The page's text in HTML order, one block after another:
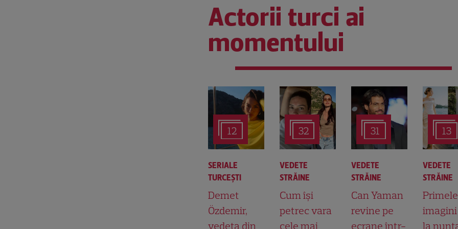
Actorii turci ai
momentului
12
SERIALE
TURCEŞTI
Demet
Özdemir,
vedeta din
32
VEDETE
STRĂINE
Cum își
petrec vara
cele mai
31
VEDETE
STRĂINE
Can Yaman
revine pe
ecrane într-
13
VEDETE
STRĂINE
Primele
la